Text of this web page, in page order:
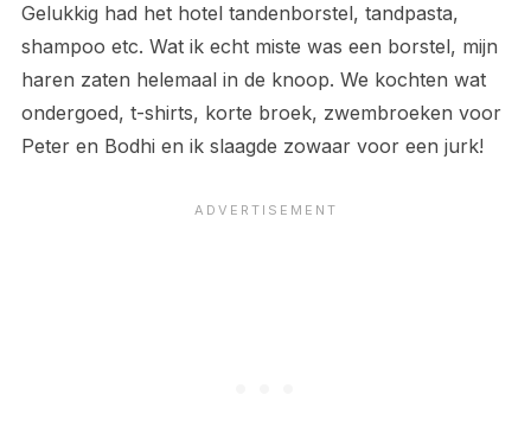
Gelukkig had het hotel tandenborstel, tandpasta,
shampoo etc. Wat ik echt miste was een borstel, mijn
haren zaten helemaal in de knoop. We kochten wat
ondergoed, t-shirts, korte broek, zwembroeken voor
Peter en Bodhi en ik slaagde zowaar voor een jurk!